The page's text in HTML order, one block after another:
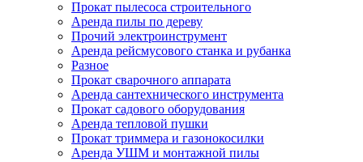
Прокат пылесоса строительного
Аренда пилы по дереву
Прочий электроинструмент
Аренда рейсмусового станка и рубанка
Разное
Прокат сварочного аппарата
Аренда сантехнического инструмента
Прокат садового оборудования
Аренда тепловой пушки
Прокат триммера и газонокосилки
Аренда УШМ и монтажной пилы